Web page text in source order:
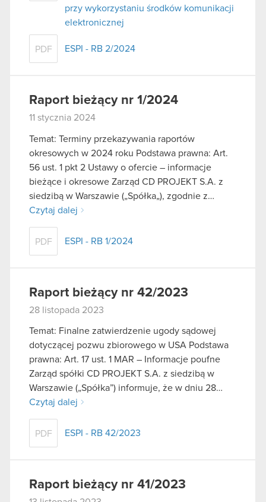
przy wykorzystaniu środków komunikacji
elektronicznej
PDF ESPI - RB 2/2024
Raport bieżący nr 1/2024
11 stycznia 2024
Temat: Terminy przekazywania raportów
okresowych w 2024 roku Podstawa prawna: Art.
56 ust. 1 pkt 2 Ustawy o ofercie – informacje
bieżące i okresowe Zarząd CD PROJEKT S.A. z
siedzibą w Warszawie („Spółka„), zgodnie z…
Czytaj dalej
PDF ESPI - RB 1/2024
Raport bieżący nr 42/2023
28 listopada 2023
Temat: Finalne zatwierdzenie ugody sądowej
dotyczącej pozwu zbiorowego w USA Podstawa
prawna: Art. 17 ust. 1 MAR – Informacje poufne
Zarząd spółki CD PROJEKT S.A. z siedzibą w
Warszawie („Spółka”) informuje, że w dniu 28…
Czytaj dalej
PDF ESPI - RB 42/2023
Raport bieżący nr 41/2023